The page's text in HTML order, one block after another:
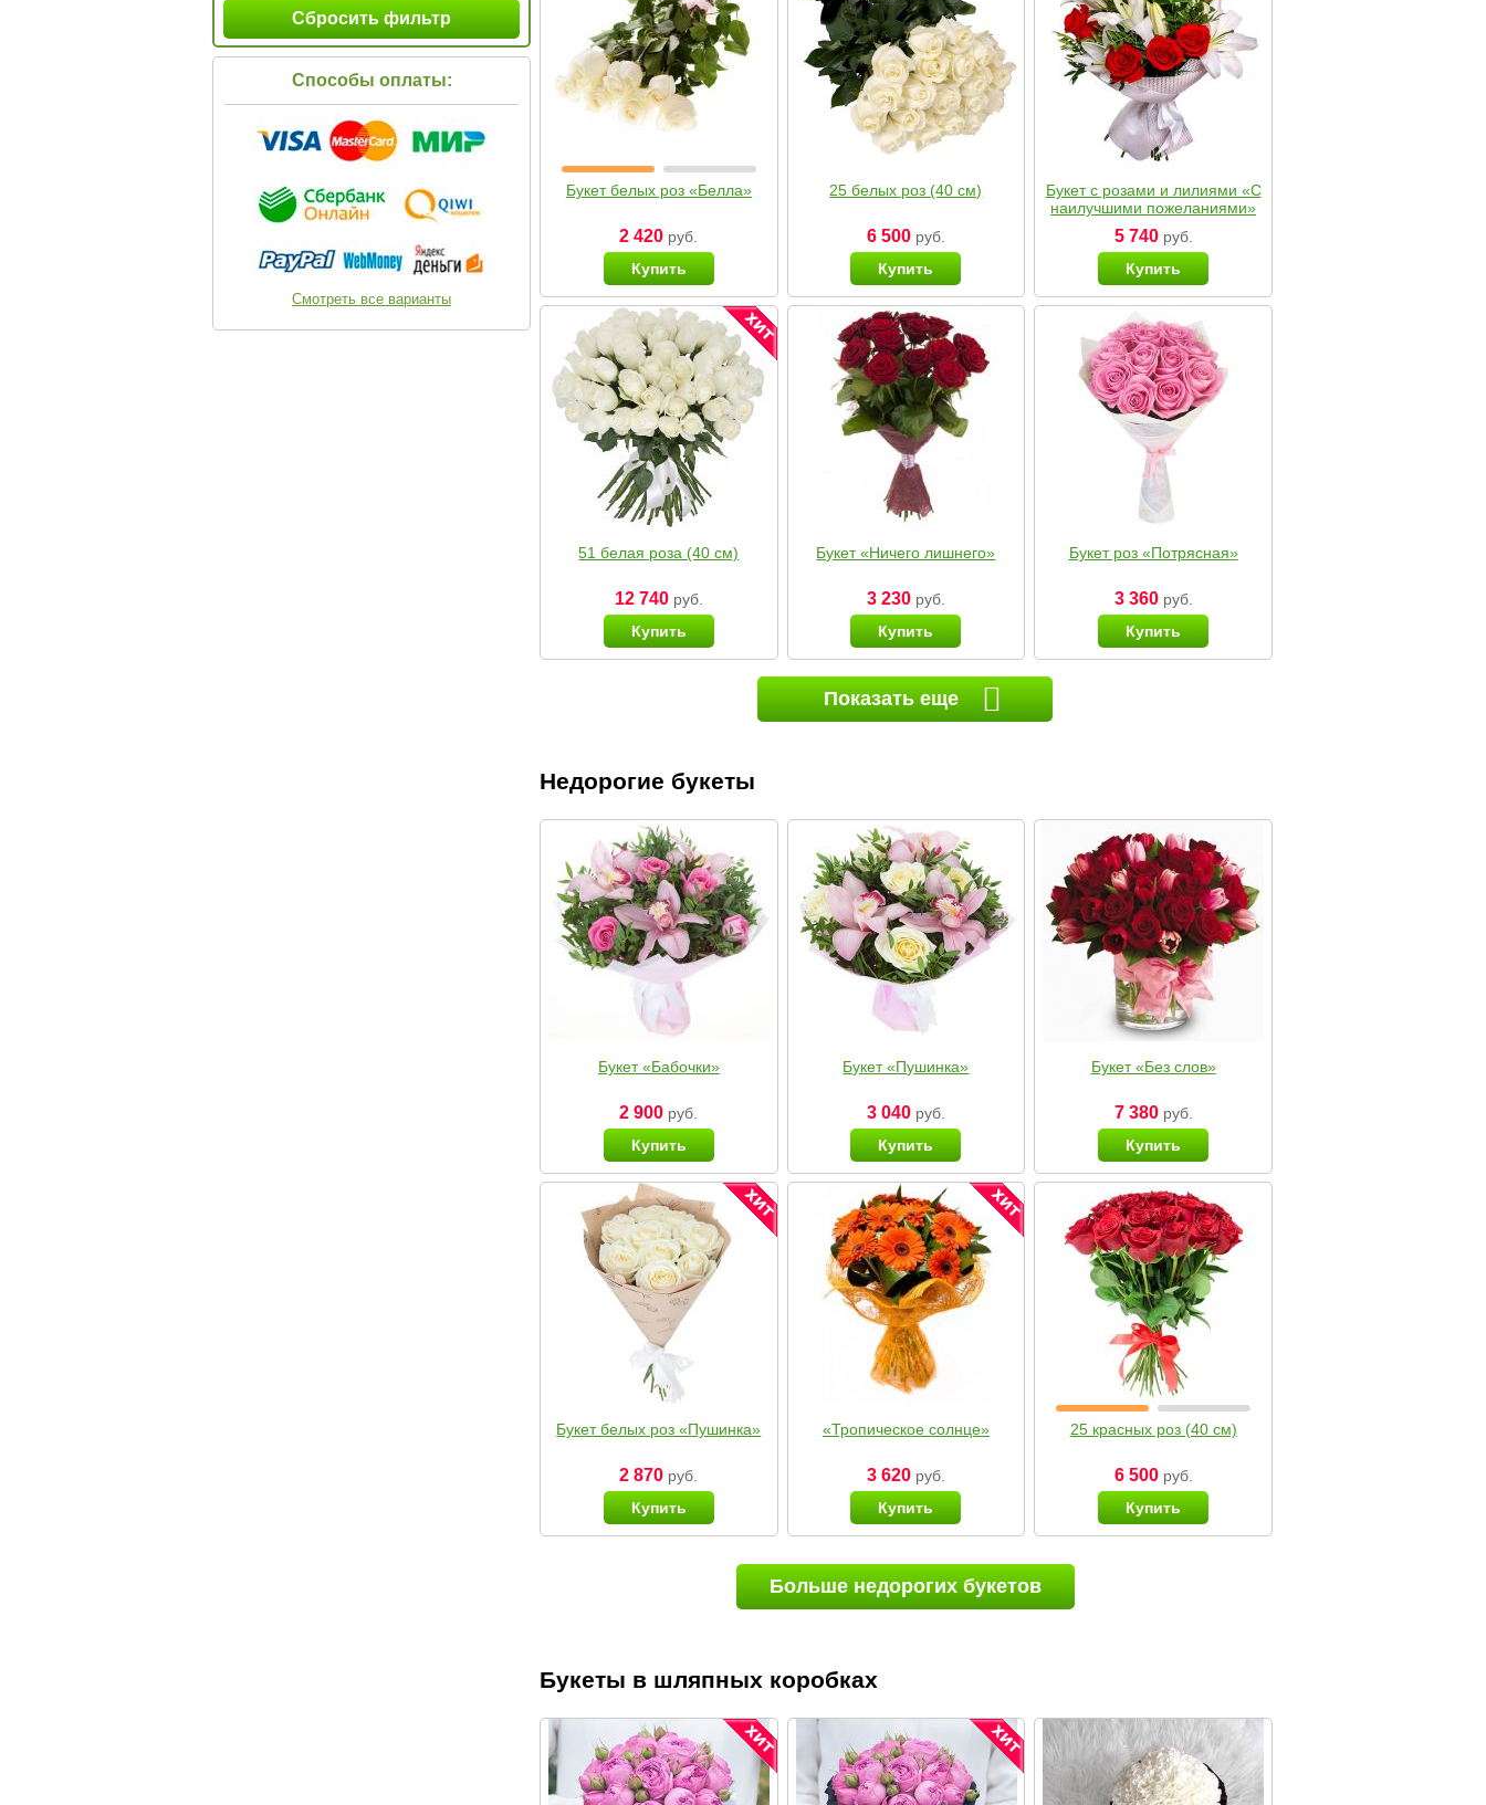
Сбросить фильтр
Способы оплаты:
Смотреть все варианты
Букет белых роз «Белла»
2 420 руб.
Купить
25 белых роз (40 см)
6 500руб.
Купить
Букет с розами и лилиями «С
наилучшими пожеланиями»
5 740руб.
Купить
51 белая роза (40 см)
12 740руб.
Купить
Букет «Ничего лишнего»
3 230руб.
Купить
Букет роз «Потрясная»
3 360руб.
Купить
Показать еще
Недорогие букеты
Букет «Бабочки»
2 900 руб.
Купить
Букет «Пушинка»
3 040руб.
Купить
Букет «Без слов»
7 380руб.
Купить
Букет белых роз «Пушинка»
2 870 руб.
Купить
«Тропическое солнце»
3 620руб.
Купить
25 красных роз (40 см)
6 500руб.
Купить
Больше недорогих букетов
Букеты в шляпных коробках